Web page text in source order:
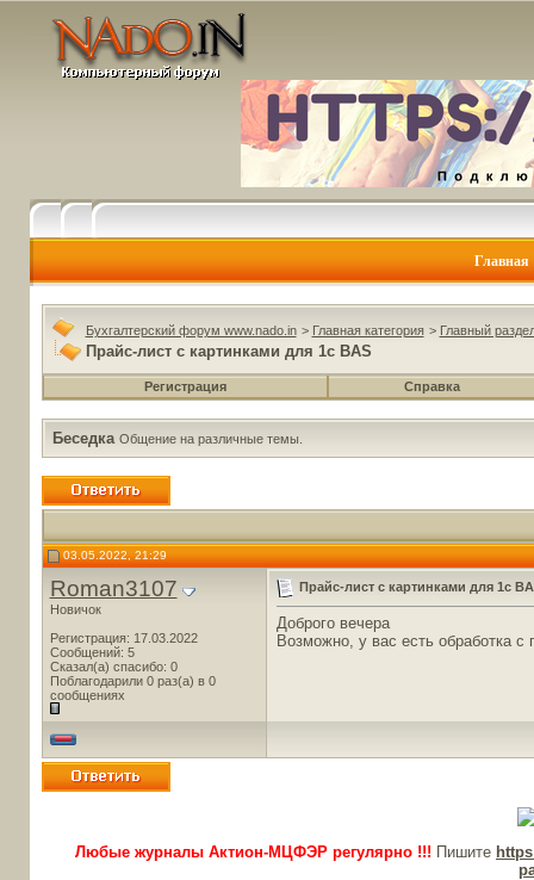
Главная
Бухгалтерский форум www.nado.in > Главная категория > Главный
Прайс-лист с картинками для 1с BAS
Регистрация Справка
Беседка Общение на различные темы.
03.05.2022, 21:29
Roman3107
Новичок
Регистрация: 17.03.2022
Сообщений: 5
Сказал(а) спасибо: 0
Поблагодарили 0 раз(а) в 0
сообщениях
Прайс-лист с картинками для 1с
Доброго вечера
Возможно, у вас есть обработка
Любые журналы Актион-МЦФЭР регулярно !!! Пишите